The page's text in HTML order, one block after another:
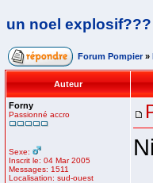
un noel explosif???
Forum Pompier »
Auteur
Forny
Passionné accro
Sexe:
Inscrit le: 04 Mar 2005
Messages: 1511
Localisation: sud-ouest